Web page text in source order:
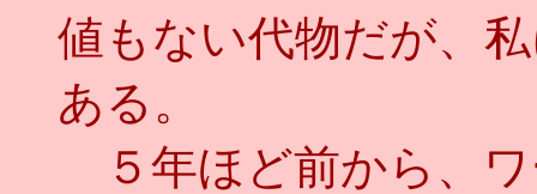
値もない代物だが、
ある。
５年ほど前から、